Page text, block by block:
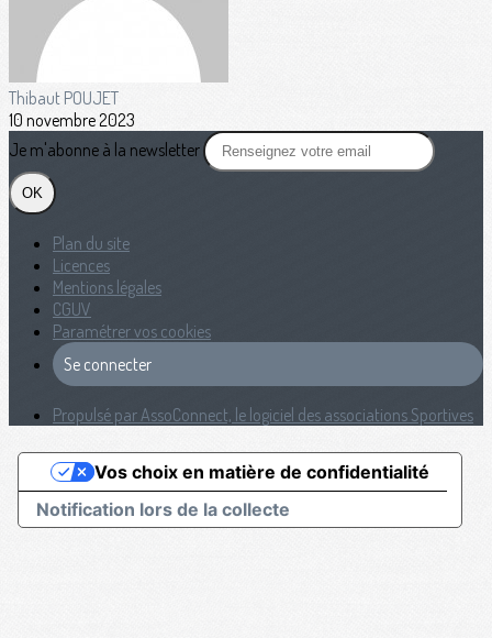
Thibaut POUJET
10 novembre 2023
Je m'abonne à la newsletter
OK
Plan du site
Licences
Mentions légales
CGUV
Paramétrer vos cookies
Se connecter
Propulsé par AssoConnect, le logiciel des associations Sportives
Notification lors de la collecte
Vos choix en matière de confidentialité